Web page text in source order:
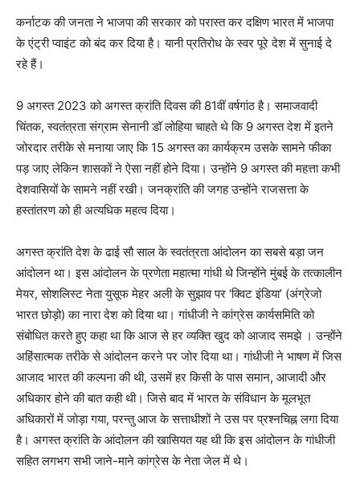
कर्नाटक की जनता ने भाजपा की सरकार को परास्त कर दक्षिण भारत में भाजपा
के एंट्री प्वाइंट को बंद कर दिया है। यानी प्रतिरोध के स्वर पूरे देश में सुनाई दे
रहे हैं।
9 अगस्त 2023 को अगस्त क्रांति दिवस की 81वीं वर्षगांठ है। समाजवादी
चिंतक, स्वतंत्रता संग्राम सेनानी डॉ लोहिया चाहते थे कि 9 अगस्त देश में इतने
जोरदार तरीके से मनाया जाए कि 15 अगस्त का कार्यक्रम उसके सामने फीका
पड़ जाए लेकिन शासकों ने ऐसा नहीं होने दिया। उन्होंने 9 अगस्त की महत्ता कभी
देशवासियों के सामने नहीं रखी। जनक्रांति की जगह उन्होंने राजसत्ता के
हस्तांतरण को ही अत्यधिक महत्व दिया।
अगस्त क्रांति देश के ढाई सौ साल के स्वतंत्रता आंदोलन का सबसे बड़ा जन
आंदोलन था। इस आंदोलन के प्रणेता महात्मा गांधी थे जिन्होंने मुंबई के तत्कालीन
मेयर, सोशलिस्ट नेता युसूफ मेहर अली के सुझाव पर ‘क्विट इंडिया’ (अंग्रेजो
भारत छोड़ो) का नारा देश को दिया था। गांधीजी ने कांग्रेस कार्यसमिति को
संबोधित करते हुए कहा था कि आज से हर व्यक्ति खुद को आजाद समझे । उन्होंने
अहिंसात्मक तरीके से आंदोलन करने पर जोर दिया था। गांधीजी ने भाषण में जिस
आजाद भारत की कल्पना की थी, उसमें हर किसी के पास समान, आजादी और
अधिकार होने की बात कही थी। जिसे बाद में भारत के संविधान के मूलभूत
अधिकारों में जोड़ा गया, परन्तु आज के सत्ताधीशों ने उस पर प्रश्नचिह्न लगा दिया
है। अगस्त क्रांति के आंदोलन की खासियत यह थी कि इस आंदोलन के गांधीजी
सहित लगभग सभी जाने-माने कांग्रेस के नेता जेल में थे।